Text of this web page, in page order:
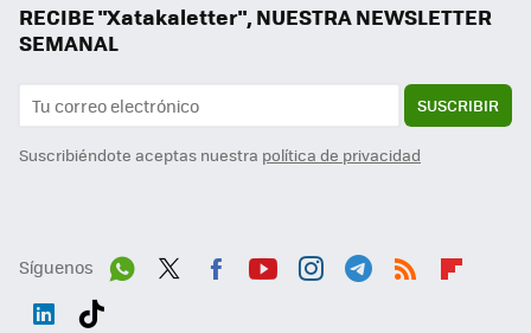
RECIBE "Xatakaletter", NUESTRA NEWSLETTER
SEMANAL
SUSCRIBIR
Suscribiéndote aceptas nuestra política de privacidad
Síguenos